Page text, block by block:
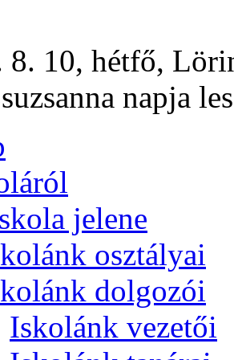
8. 10, hétfő,
napja
jelene
osztályai
dolgozói
Iskolánk vezetői